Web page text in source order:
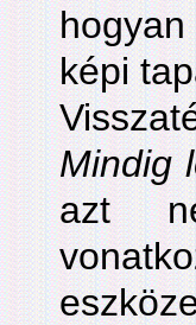
képi
Mindig
azt